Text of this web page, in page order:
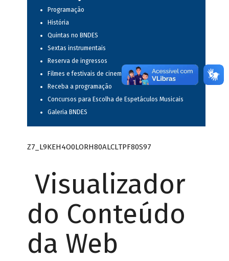
Programação
História
Quintas no BNDES
Sextas instrumentais
Reserva de ingressos
Filmes e festivais de cinema
Receba a programação
Concursos para Escolha de Espetáculos Musicais
Galeria BNDES
Z7_L9KEH4O0LORH80ALCLTPF80S97
Visualizador
do Conteúdo
da Web